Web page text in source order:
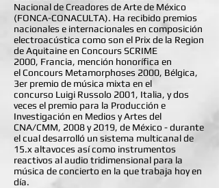
Nacional de Creadores de Arte de México
(FONCA-CONACULTA). Ha recibido premios
nacionales e internacionales en composición
electroacústica como son el Prix de la Region
de Aquitaine en Concours SCRIME
2000, Francia, mención honorífica en
el Concours Metamorphoses 2000, Bélgica,
3er premio de música mixta en el
concurso Luigi Russolo 2001, Italia, y dos
veces el premio para la Producción e
Investigación en Medios y Artes del
CNA/CMM, 2008 y 2019, de México - durante
el cual desarrolló un sistema multicanal de
15.x altavoces así como instrumentos
reactivos al audio tridimensional para la
música de concierto en la que trabaja hoy en
día.